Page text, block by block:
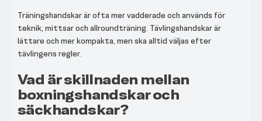
Träningshandskar är ofta mer vadderade och används för
teknik, mittsar och allroundträning. Tävlingshandskar är
lättare och mer kompakta, men ska alltid väljas efter
tävlingens regler.
Vad är skillnaden mellan
boxningshandskar och
säckhandskar?